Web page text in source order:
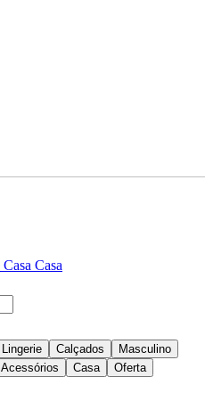
Casa Casa
Lingerie Calçados
Masculino
Acessórios Casa Oferta